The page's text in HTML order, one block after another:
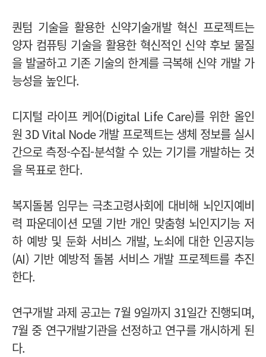
퀀텀 기술을 활용한 신약기술개발 혁신 프로젝트는
양자 컴퓨팅 기술을 활용한 혁신적인 신약 후보 물질
을 발굴하고 기존 기술의 한계를 극복해 신약 개발 가
능성을 높인다.
디지털 라이프 케어(Digital Life Care)를 위한 올인
원 3D Vital Node 개발 프로젝트는 생체 정보를 실시
간으로 측정-수집-분석할 수 있는 기기를 개발하는 것
을 목표로 한다.
복지돌봄 임무는 극초고령사회에 대비해 뇌인지예비
력 파운데이션 모델 기반 개인 맞춤형 뇌인지기능 저
하 예방 및 둔화 서비스 개발, 노쇠에 대한 인공지능
(AI) 기반 예방적 돌봄 서비스 개발 프로젝트를 추진
한다.
연구개발 과제 공고는 7월 9일까지 31일간 진행되며,
7월 중 연구개발기관을 선정하고 연구를 개시하게 된
다.